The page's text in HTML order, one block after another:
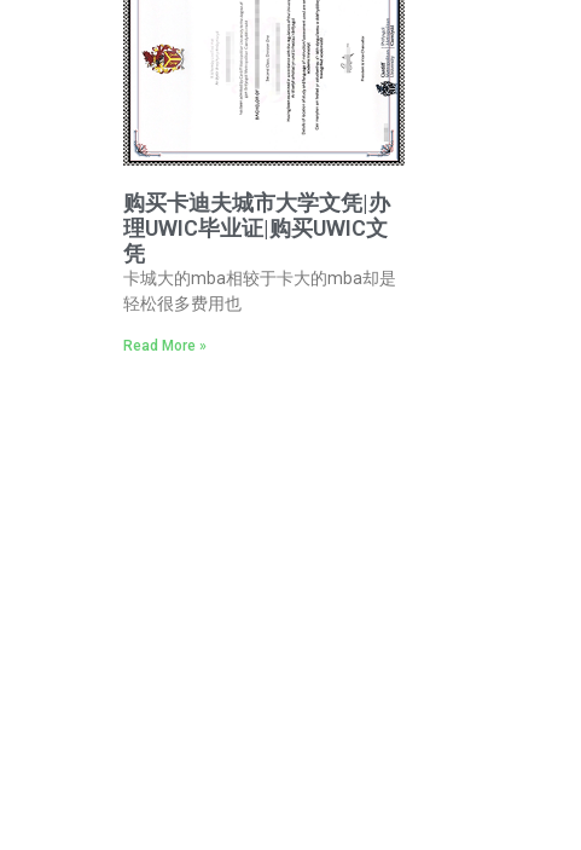
购买卡迪夫城市大学文凭|办
理UWIC毕业证|购买UWIC文
凭
卡城大的mba相较于卡大的mba却是
轻松很多费用也
Read More »